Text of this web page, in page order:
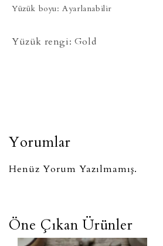
Yüzük boyu: Ayarlanabilir
Yüzük rengi: Gold
Yorumlar
Henüz Yorum Yazılmamış.
Öne Çıkan Ürünler